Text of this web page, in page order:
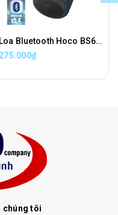
Loa Bluetooth Hoco BS64 True Wireless Stereo Chính Hãng
275.000₫
chúng tôi